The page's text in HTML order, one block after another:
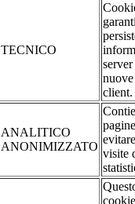
TECNICO
client.
ANALITICO
ANONIMIZZATO
visite